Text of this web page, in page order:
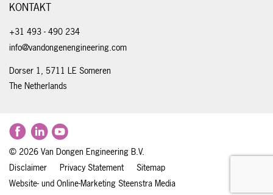
KONTAKT
+31 493 - 490 234
info@vandongenengineering.com
Dorser 1, 5711 LE Someren
The Netherlands
© 2026 Van Dongen Engineering B.V.
Disclaimer
Privacy Statement
Sitemap
Website- und Online-Marketing Steenstra Media